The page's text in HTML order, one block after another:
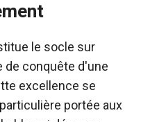
le socle sur
de conquête d'une
excellence se
portée aux